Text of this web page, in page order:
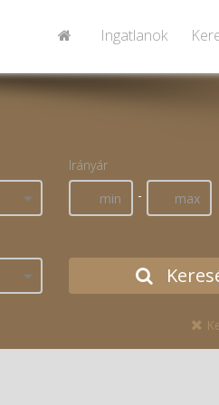
Ingatlanok
Irányár
-